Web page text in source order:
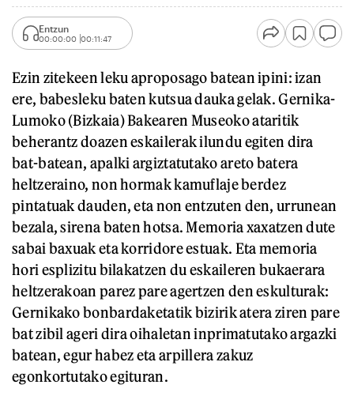
Entzun
00:00:00 00:11:47
Ezin zitekeen leku aproposago batean ipini: izan
ere, babesleku baten kutsua dauka gelak. Gernika-
Lumoko (Bizkaia) Bakearen Museoko ataritik
beherantz doazen eskailerak ilundu egiten dira
bat-batean, apalki argiztatutako areto batera
heltzeraino, non hormak kamuflaje berdez
pintatuak dauden, eta non entzuten den, urrunean
bezala, sirena baten hotsa. Memoria xaxatzen dute
sabai baxuak eta korridore estuak. Eta memoria
hori esplizitu bilakatzen du eskaileren bukaerara
heltzerakoan parez pare agertzen den eskulturak:
Gernikako bonbardaketatik bizirik atera ziren pare
bat zibil ageri dira oihaletan inprimatutako argazki
batean, egur habez eta arpillera zakuz
egonkortutako egituran.